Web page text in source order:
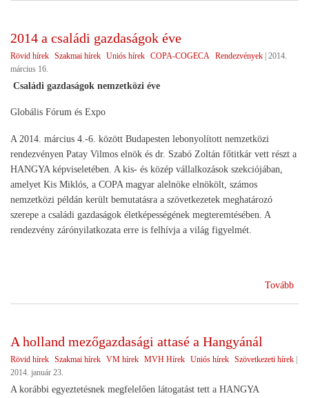
2014 a családi gazdaságok éve
Rövid hírek Szakmai hírek Uniós hírek COPA-COGECA Rendezvények | 2014.
március 16.
Családi gazdaságok nemzetközi éve
Globális Fórum és Expo
A 2014. március 4.-6. között Budapesten lebonyolított nemzetközi
rendezvényen Patay Vilmos elnök és dr. Szabó Zoltán főtitkár vett részt a
HANGYA képviseletében. A kis- és közép vállalkozások szekciójában,
amelyet Kis Miklós, a COPA magyar alelnöke elnökölt, számos
nemzetközi példán került bemutatásra a szövetkezetek meghatározó
szerepe a családi gazdaságok életképességének megteremtésében. A
rendezvény zárónyilatkozata erre is felhívja a világ figyelmét.
Tovább
A holland mezőgazdasági attasé a Hangyánál
Rövid hírek Szakmai hírek VM hírek MVH Hírek Uniós hírek Szövetkezeti hírek |
2014. január 23.
A korábbi egyeztetésnek megfelelően látogatást tett a HANGYA